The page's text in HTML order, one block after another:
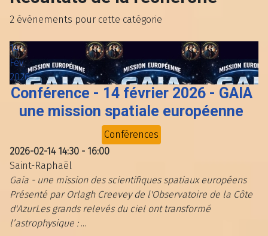
2 évènements pour cette catégorie
14
Fév
2026
Conférence - 14 février 2026 - GAIA
une mission spatiale européenne
Conférences
2026-02-14 14:30 - 16:00
Saint-Raphaël
Gaia - une mission des scientifiques spatiaux européens
Présenté par Orlagh Creevey de l'Observatoire de la Côte
d'AzurLes grands relevés du ciel ont transformé
l’astrophysique :...